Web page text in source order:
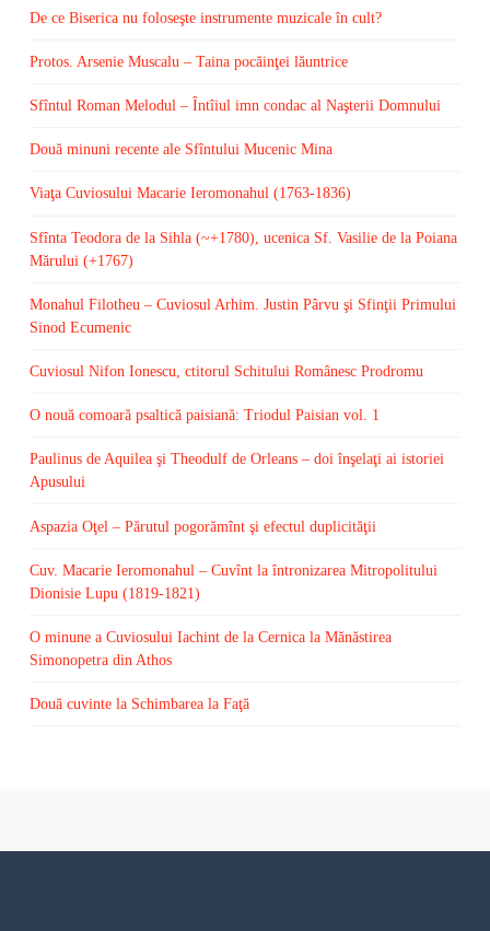
De ce Biserica nu foloseşte instrumente muzicale în cult?
Protos. Arsenie Muscalu – Taina pocăinţei lăuntrice
Sfîntul Roman Melodul – Întîiul imn condac al Naşterii Domnului
Două minuni recente ale Sfîntului Mucenic Mina
Viaţa Cuviosului Macarie Ieromonahul (1763-1836)
Sfînta Teodora de la Sihla (~+1780), ucenica Sf. Vasilie de la Poiana
Mărului (+1767)
Monahul Filotheu – Cuviosul Arhim. Justin Pârvu şi Sfinţii Primului
Sinod Ecumenic
Cuviosul Nifon Ionescu, ctitorul Schitului Românesc Prodromu
O nouă comoară psaltică paisiană: Triodul Paisian vol. 1
Paulinus de Aquilea şi Theodulf de Orleans – doi înşelaţi ai istoriei
Apusului
Aspazia Oţel – Părutul pogorămînt şi efectul duplicităţii
Cuv. Macarie Ieromonahul – Cuvînt la întronizarea Mitropolitului
Dionisie Lupu (1819-1821)
O minune a Cuviosului Iachint de la Cernica la Mănăstirea
Simonopetra din Athos
Două cuvinte la Schimbarea la Faţă